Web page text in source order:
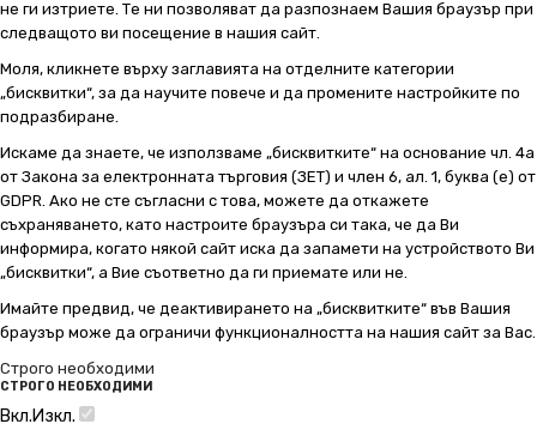
не ги изтриете. Те ни позволяват да разпознаем Вашия браузър при
следващото ви посещение в нашия сайт.
Моля, кликнете върху заглавията на отделните категории
„бисквитки“, за да научите повече и да промените настройките по
подразбиране.
Искаме да знаете, че използваме „бисквитките“ на основание чл. 4а
от Закона за електронната търговия (ЗЕТ) и член 6, ал. 1, буква (е) от
GDPR. Ако не сте съгласни с това, можете да откажете
съхраняването, като настроите браузъра си така, че да Ви
информира, когато някой сайт иска да запамети на устройството Ви
„бисквитки“, а Вие съответно да ги приемате или не.
Имайте предвид, че деактивирането на „бисквитките“ във Вашия
браузър може да ограничи функционалността на нашия сайт за Вас.
Строго необходими
СТРОГО НЕОБХОДИМИ
Вкл.Изкл.